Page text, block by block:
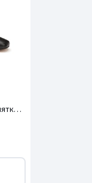
Балетки кожаные с открытой пяткой и плоским каблуком